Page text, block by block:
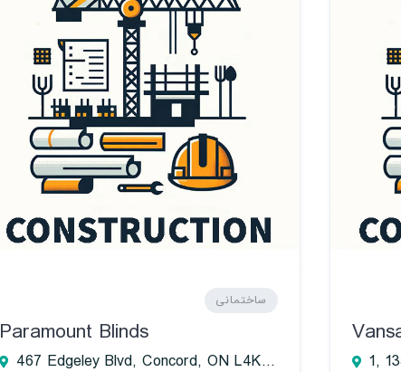
ساختمانی
Paramount Blinds
467 Edgeley Blvd, Concord, ON L4K 4E9, Canada